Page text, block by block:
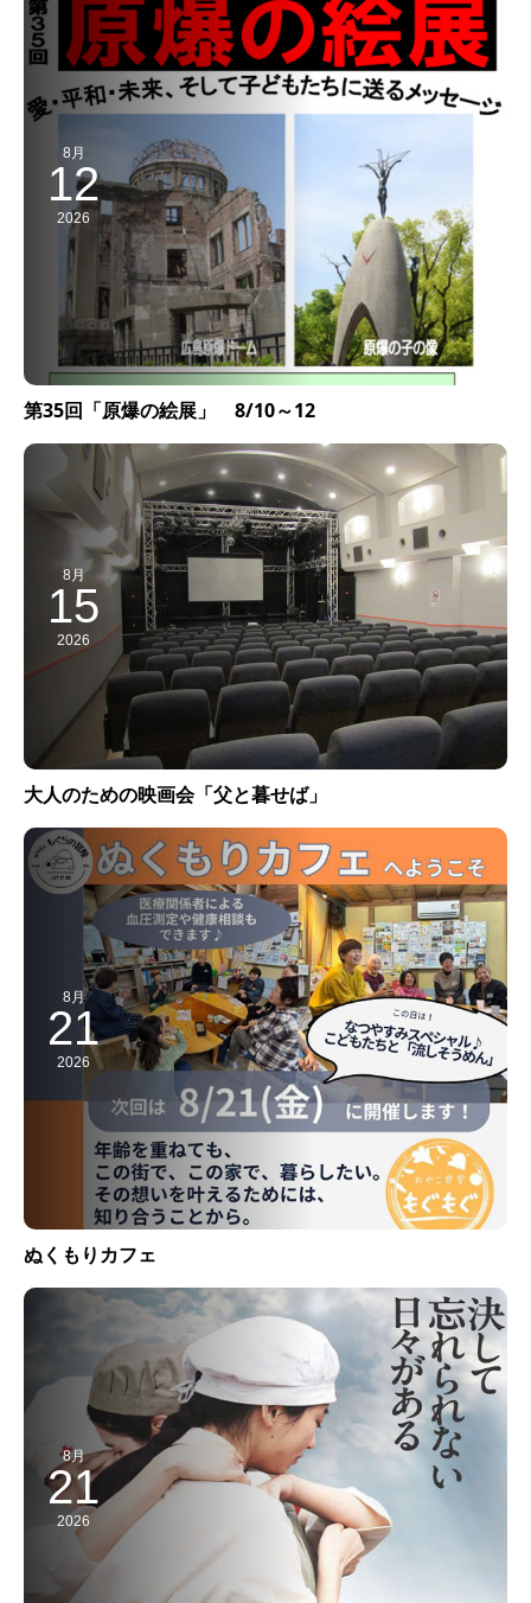
8月
12
2026
第35回「原爆の絵展」 8/10～12
8月
15
2026
大人のための映画会「父と暮せば」
8月
21
2026
ぬくもりカフェ
8月
21
2026